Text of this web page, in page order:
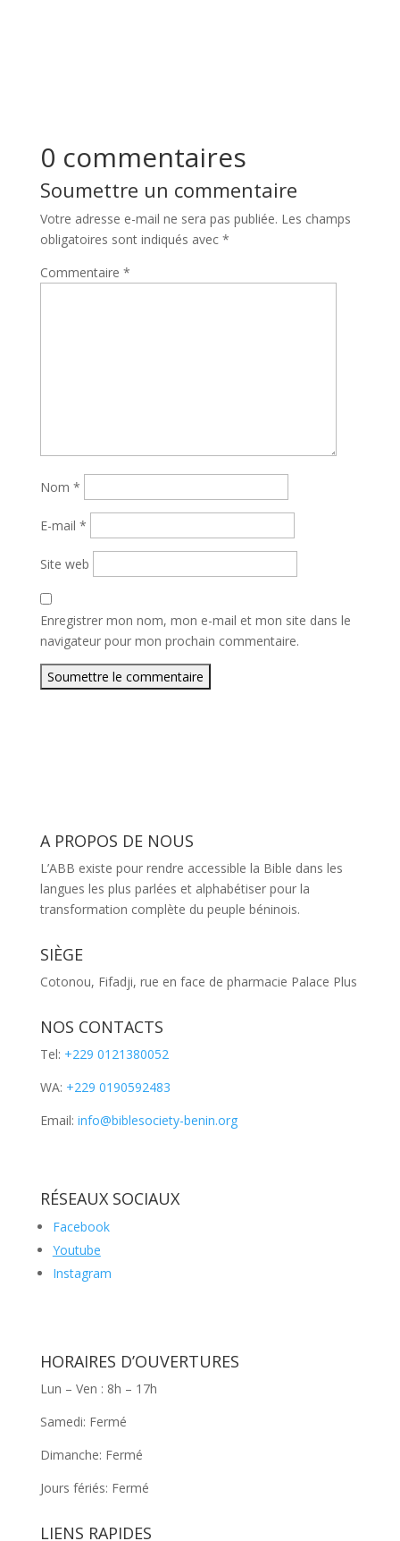
0 commentaires
Soumettre un commentaire
Votre adresse e-mail ne sera pas publiée. Les champs
obligatoires sont indiqués avec *
Commentaire *
Nom *
E-mail *
Site web
Enregistrer mon nom, mon e-mail et mon site dans le
navigateur pour mon prochain commentaire.
Soumettre le commentaire
A PROPOS DE NOUS
L’ABB existe pour rendre accessible la Bible dans les
langues les plus parlées et alphabétiser pour la
transformation complète du peuple béninois.
SIÈGE
Cotonou, Fifadji, rue en face de pharmacie Palace Plus
NOS CONTACTS
Tel: +229 0121380052
WA: +229 0190592483
Email: info@biblesociety-benin.org
RÉSEAUX SOCIAUX
Facebook
Youtube
Instagram
HORAIRES D’OUVERTURES
Lun – Ven : 8h – 17h
Samedi: Fermé
Dimanche: Fermé
Jours fériés: Fermé
LIENS RAPIDES